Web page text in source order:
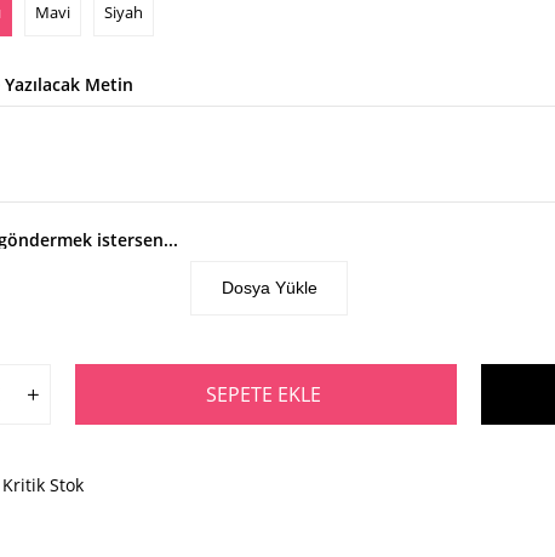
Mavi Siyah
Yazılacak Metin
istersen...
Dosya Yükle
Kritik Stok